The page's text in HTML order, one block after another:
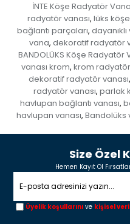
İNTE Köşe Radyatör
radyatör vanası, lüks
bağlantı parçaları,
vana, dekoratif radyatör
BANDOLÜKS Köşe Radyatör
vanası krom, krom radyatör
dekoratif radyatör vanası,
radyatör vanası, parlak
havlupan bağlantı vanası,
havlupan vanası, Bandolüks
Size Özel
Hemen Kayıt Ol
Üyelik koşullarını ve kişisel